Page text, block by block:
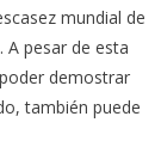
mundial de
pesar de esta
demostrar
también puede